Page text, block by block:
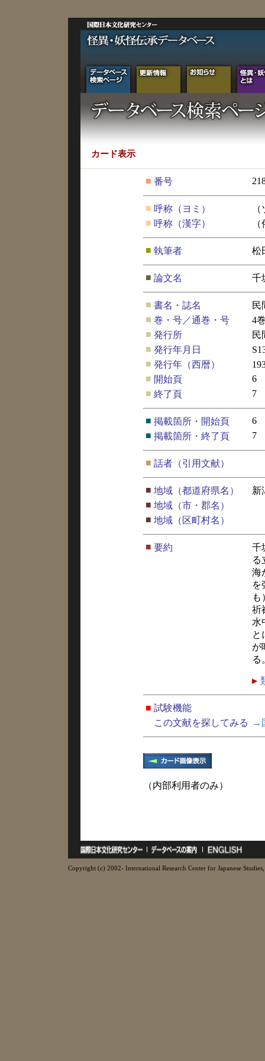
カード表示
■ 番号
■ 呼称（ヨミ）
■ 呼称（漢字）
■ 執筆者 松
■ 論文名 千
■ 書名・誌名
民
■ 巻・号／通巻・号
4
■ 発行所
民
■ 発行年月日
■ 発行年（西暦）
■ 開始頁
6
■ 終了頁 7
■ 掲載箇所・開始頁
6
■ 掲載箇所・終了頁 7
■ 話者（引用文献）
■ 地域（都道府県名）
新
■ 地域（市・郡名）
■ 地域（区町村名）
■ 要約
千
る
海
を
も
祈
水
と
が
る
■ 試験機能
この文献を探してみる
→
（内部利用者のみ）
Copyright (c) 2002- International Research Center for Japanese